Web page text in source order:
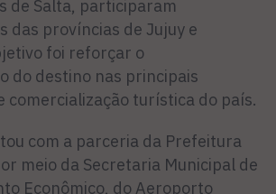
de Salta, participaram
das províncias de Jujuy e
foi reforçar o
do destino nas principais
comercialização turística do país.
com a parceria da Prefeitura
meio da Secretaria Municipal de
Econômico, do Aeroporto